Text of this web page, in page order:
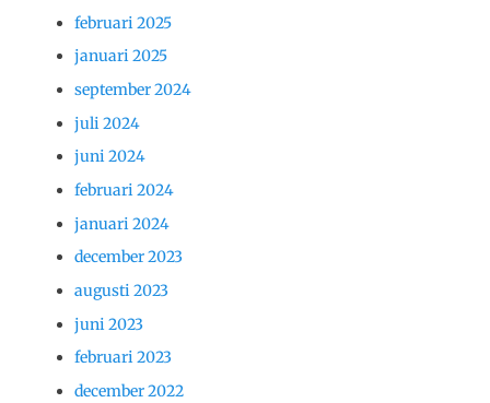
februari 2025
januari 2025
september 2024
juli 2024
juni 2024
februari 2024
januari 2024
december 2023
augusti 2023
juni 2023
februari 2023
december 2022